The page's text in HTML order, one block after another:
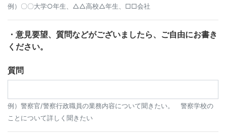
例）〇〇大学○年生、△△高校△年生、□□会社
・意見要望、質問などがございましたら、ご自由にお書き
ください。
質問
例）警察官/警察行政職員の業務内容について聞きたい。 警察学校の
ことについて詳しく聞きたい